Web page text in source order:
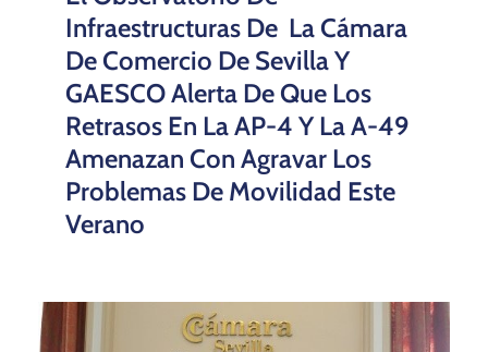
Infraestructuras De La Cámara
De Comercio De Sevilla Y
GAESCO Alerta De Que Los
Retrasos En La AP-4 Y La A-49
Amenazan Con Agravar Los
Problemas De Movilidad Este
Verano